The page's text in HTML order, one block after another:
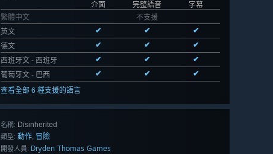
介面
完整語音
字幕
繁體中文
不支援
英文
✔ ✔
✔
德文
✔ ✔
✔
西班牙文 - 西班牙
✔ ✔
✔
葡萄牙文 - 巴西
✔ ✔
✔
查看全部 6 種支援的語言
名稱: Disinherited
類型: 動作, 冒險
開發人員: Dryden Thomas Games